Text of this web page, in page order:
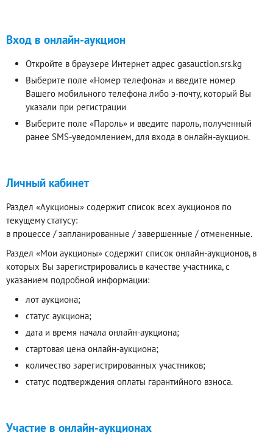
Вход в онлайн-аукцион
Откройте в браузере Интернет адрес gasauction.srs.kg
Выберите поле «Номер телефона» и введите номер
Вашего мобильного телефона либо э-почту, который Вы
указали при регистрации
Выберите поле «Пароль» и введите пароль, полученный
ранее SMS-уведомлением, для входа в онлайн-аукцион.
Личный кабинет
Раздел «Аукционы» содержит список всех аукционов по
текущему статусу:
в процессе / запланированные / завершенные / отмененные.
Раздел «Мои аукционы» содержит список онлайн-аукционов, в
которых Вы зарегистрировались в качестве участника, с
указанием подробной информации:
лот аукциона;
статус аукциона;
дата и время начала онлайн-аукциона;
стартовая цена онлайн-аукциона;
количество зарегистрированных участников;
статус подтверждения оплаты гарантийного взноса.
Участие в онлайн-аукционах